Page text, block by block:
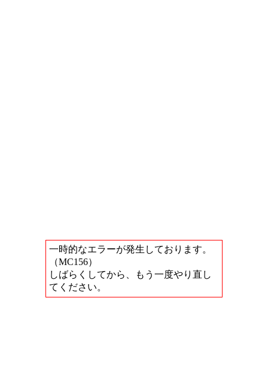
一時的なエラーが発生しております。
（MC156）
しばらくしてから、もう一度やり直し
てください。